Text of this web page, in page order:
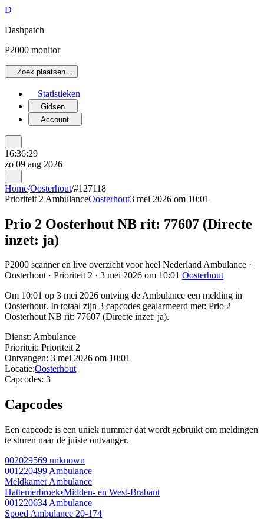
D
Dashpatch
P2000 monitor
Zoek plaatsen…
Statistieken
Gidsen
Account
16:36:29
zo 09 aug 2026
Home/Oosterhout/#127118
Prioriteit 2 AmbulanceOosterhout3 mei 2026 om 10:01
Prio 2 Oosterhout NB rit: 77607 (Directe
inzet: ja)
P2000 scanner en live overzicht voor heel Nederland Ambulance ·
Oosterhout · Prioriteit 2 · 3 mei 2026 om 10:01 Oosterhout
Om 10:01 op 3 mei 2026 ontving de Ambulance een melding in
Oosterhout. In totaal zijn 3 capcodes gealarmeerd met: Prio 2
Oosterhout NB rit: 77607 (Directe inzet: ja).
Dienst: Ambulance
Prioriteit: Prioriteit 2
Ontvangen: 3 mei 2026 om 10:01
Locatie:Oosterhout
Capcodes: 3
Capcodes
Een capcode is een uniek nummer dat wordt gebruikt om meldingen
te sturen naar de juiste ontvanger.
002029569 unknown
001220499 Ambulance
Meldkamer Ambulance
Hattemerbroek•Midden- en West-Brabant
001220634 Ambulance
Spoed Ambulance 20-174